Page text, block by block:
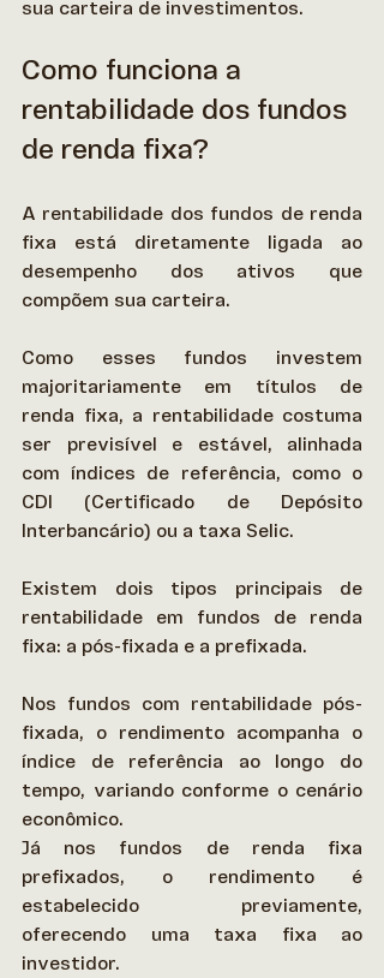
sua carteira de investimentos.
Como funciona a
rentabilidade dos fundos
de renda fixa?
A rentabilidade dos fundos de renda
fixa está diretamente ligada ao
desempenho dos ativos que
compõem sua carteira.
Como esses fundos investem
majoritariamente em títulos de
renda fixa, a rentabilidade costuma
ser previsível e estável, alinhada
com índices de referência, como o
CDI (Certificado de Depósito
Interbancário) ou a taxa Selic.
Existem dois tipos principais de
rentabilidade em fundos de renda
fixa: a pós-fixada e a prefixada.
Nos fundos com rentabilidade pós-
fixada, o rendimento acompanha o
índice de referência ao longo do
tempo, variando conforme o cenário
econômico.
Já nos fundos de renda fixa
prefixados, o rendimento é
estabelecido previamente,
oferecendo uma taxa fixa ao
investidor.